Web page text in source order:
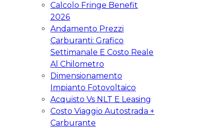
Calcolo Fringe Benefit
2026
Andamento Prezzi
Carburanti: Grafico
Settimanale E Costo Reale
Al Chilometro
Dimensionamento
Impianto Fotovoltaico
Acquisto Vs NLT E Leasing
Costo Viaggio Autostrada +
Carburante